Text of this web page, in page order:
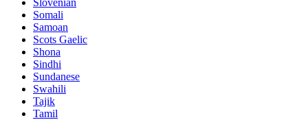
Slovenian
Somali
Samoan
Scots Gaelic
Shona
Sindhi
Sundanese
Swahili
Tajik
Tamil